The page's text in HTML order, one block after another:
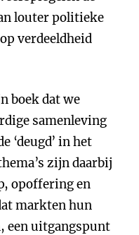
louter politieke
verdeeldheid
boek dat we
samenleving
‘deugd’ in het
zijn daarbij
opoffering en
markten hun
een uitgangspunt